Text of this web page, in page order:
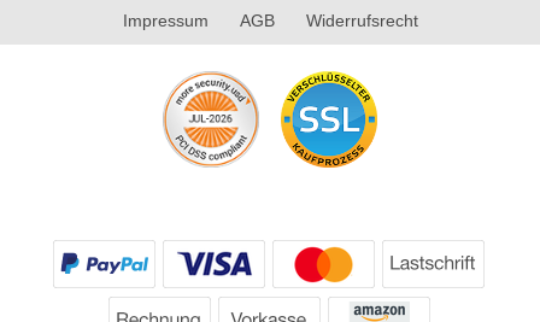
Impressum AGB Widerrufsrecht